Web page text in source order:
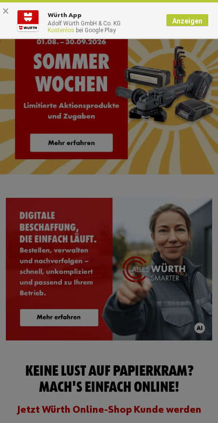
KEINE LUST AUF PAPIERKRAM?
MACH'S EINFACH ONLINE!
Jetzt Würth Online-Shop Kunde werden
× Würth App
Adolf Würth GmbH & Co. KG
Kostenlos bei Google Play
Anzeigen